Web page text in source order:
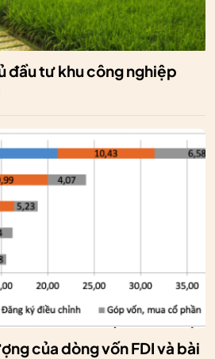
đầu tư khu công nghiệp
của dòng vốn FDI và bài